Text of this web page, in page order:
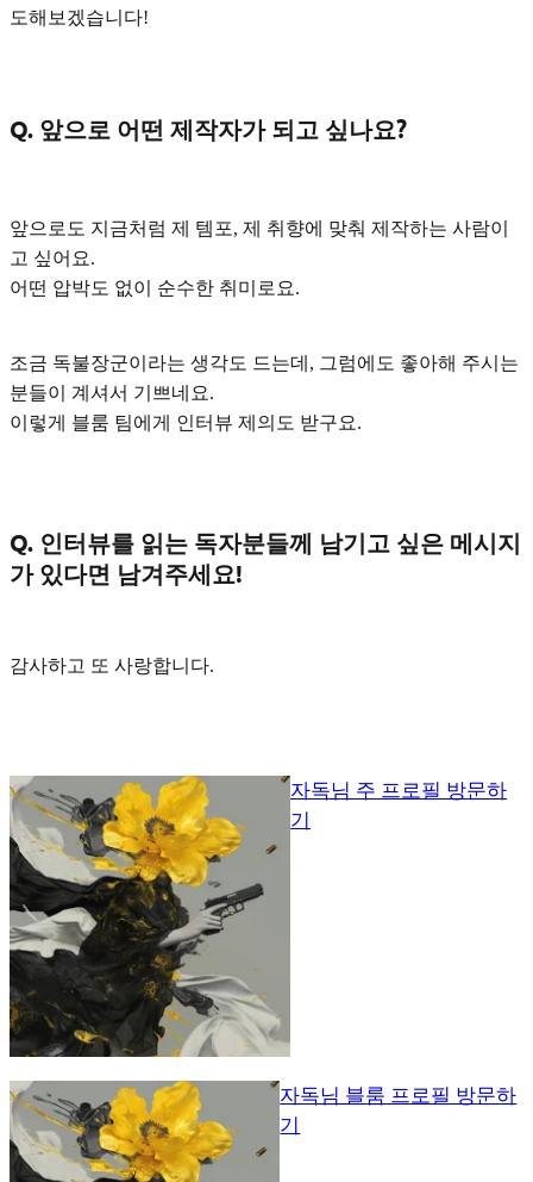
도해보겠습니다!
Q. 앞으로 어떤 제작자가 되고 싶나요?
앞으로도 지금처럼 제 템포, 제 취향에 맞춰 제작하는 사람이
고 싶어요.
어떤 압박도 없이 순수한 취미로요.
조금 독불장군이라는 생각도 드는데, 그럼에도 좋아해 주시는
분들이 계셔서 기쁘네요.
이렇게 블룸 팀에게 인터뷰 제의도 받구요.
Q. 인터뷰를 읽는 독자분들께 남기고 싶은 메시지
가 있다면 남겨주세요!
감사하고 또 사랑합니다.
자독님 주 프로필 방문하
기
자독님 블룸 프로필 방문하
기